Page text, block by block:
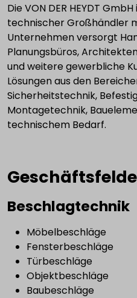
Die VON DER HEYDT
technischer Großhändler
Unternehmen versorgt
Planungsbüros,
und weitere gewerbliche
Lösungen aus den
Sicherheitstechnik,
Montagetechnik,
technischem Bedarf.
Beschlagtechnik
Möbelbeschläge
Fensterbeschläge
Türbeschläge
Objektbeschläge
Baubeschläge